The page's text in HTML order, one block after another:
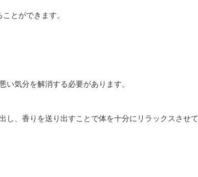
とができます。
気分を解消する必要があります。
し、香りを送り出すことで体を十分にリラックスさせて